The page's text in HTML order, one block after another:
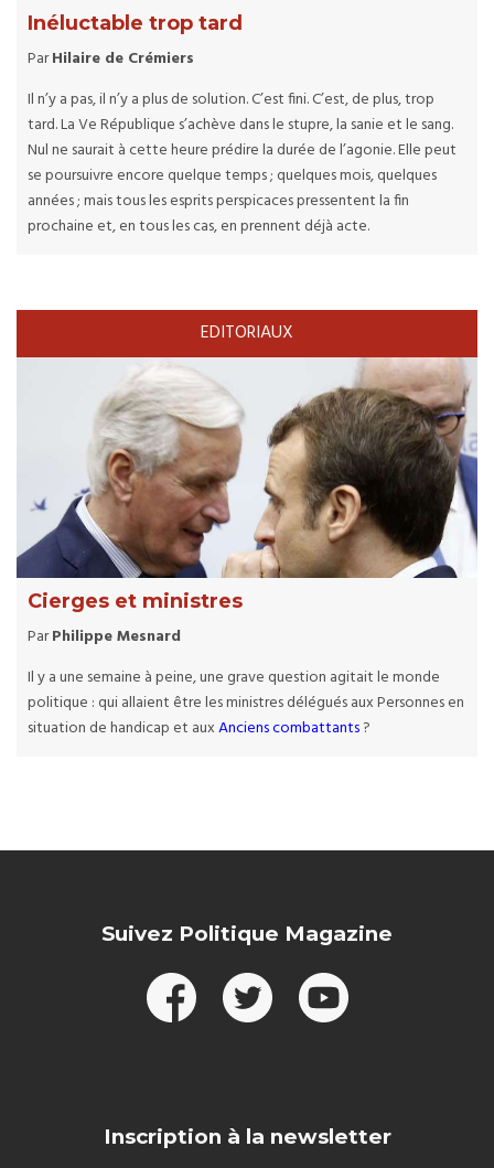
Inéluctable trop tard
ParHilaire de Crémiers
Il n’y a pas, il n’y a plus de solution. C’est fini. C’est, de plus, trop
tard. La Ve République s’achève dans le stupre, la sanie et le sang.
Nul ne saurait à cette heure prédire la durée de l’agonie. Elle peut
se poursuivre encore quelque temps ; quelques mois, quelques
années ; mais tous les esprits perspicaces pressentent la fin
prochaine et, en tous les cas, en prennent déjà acte.
EDITORIAUX
Cierges et ministres
ParPhilippe Mesnard
Il y a une semaine à peine, une grave question agitait le monde
politique : qui allaient être les ministres délégués aux Personnes en
situation de handicap et auxAnciens combattants?
Suivez Politique Magazine
Inscription à la newsletter